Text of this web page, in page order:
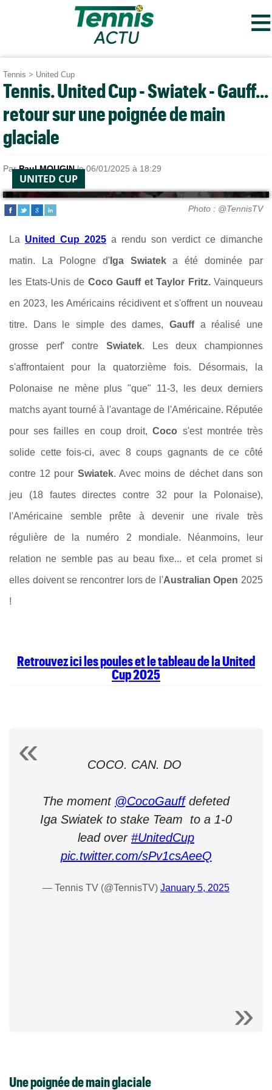
≡
Tennis > United Cup
Tennis. United Cup - Swiatek - Gauff...
retour sur une poignée de main
glaciale
ParPaul MOUGINle 06/01/2025 à 18:29
UNITED CUP
Photo : @TennisTV
La United Cup 2025 a rendu son verdict ce dimanche
matin. La Pologne d'Iga Swiateka été dominée par
les Etats-Unis de Coco Gauff et Taylor Fritz.Vainqueurs
en 2023, les Américains récidivent et s'offrent un nouveau
titre. Dans le simple des dames, Gauffa réalisé une
grosse perf' contre Swiatek. Les deux championnes
s'affrontaient pour la quatorzième fois. Désormais, la
Polonaise ne mène plus "que" 11-3, les deux derniers
matchs ayant tourné à l'avantage de l'Américaine. Réputée
pour ses failles en coup droit,Coco s'est montrée très
solide cette fois-ci, avec 8 coups gagnants de ce côté
contre 12 pour Swiatek. Avec moins de déchet dans son
jeu (18 fautes directes contre 32 pour la Polonaise),
l'Américaine semble prête à devenir une rivale très
régulière de la numéro 2 mondiale. Néanmoins, leur
relation ne semble pas au beau fixe... et cela promet si
elles doivent se rencontrer lors de l'Australian Open 2025
!
Retrouvez ici les poules et le tableau de la United
Cup 2025
COCO. CAN. DO
The moment @CocoGauffdefeted
Iga Swiatek to stake Team to a 1-0
lead over #UnitedCup
pic.twitter.com/sPv1csAeeQ
— Tennis TV (@TennisTV) January 5, 2025
Une poignée de main glaciale